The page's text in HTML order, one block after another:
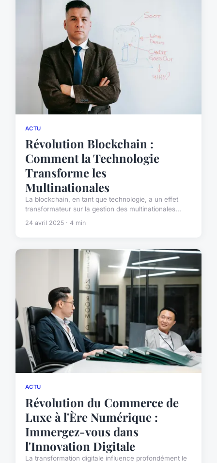
ACTU
Révolution Blockchain :
Comment la Technologie
Transforme les
Multinationales
La blockchain, en tant que technologie, a un effet
transformateur sur la gestion des multinationales...
24 avril 2025 · 4 min
ACTU
Révolution du Commerce de
Luxe à l'Ère Numérique :
Immergez-vous dans
l'Innovation Digitale
La transformation digitale influence profondément le